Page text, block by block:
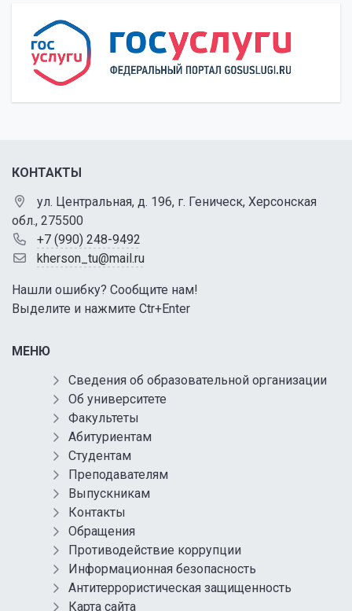
КОНТАКТЫ
ул. Центральная, д. 196, г. Геническ, Херсонская
обл., 275500
+7 (990) 248-9492
kherson_tu@mail.ru
Нашли ошибку? Сообщите нам!
Выделите и нажмите Ctr+Enter
МЕНЮ
Сведения об образовательной организации
Об университете
Факультеты
Абитуриентам
Студентам
Преподавателям
Выпускникам
Контакты
Обращения
Противодействие коррупции
Информационная безопасность
Антитеррористическая защищенность
Карта сайта